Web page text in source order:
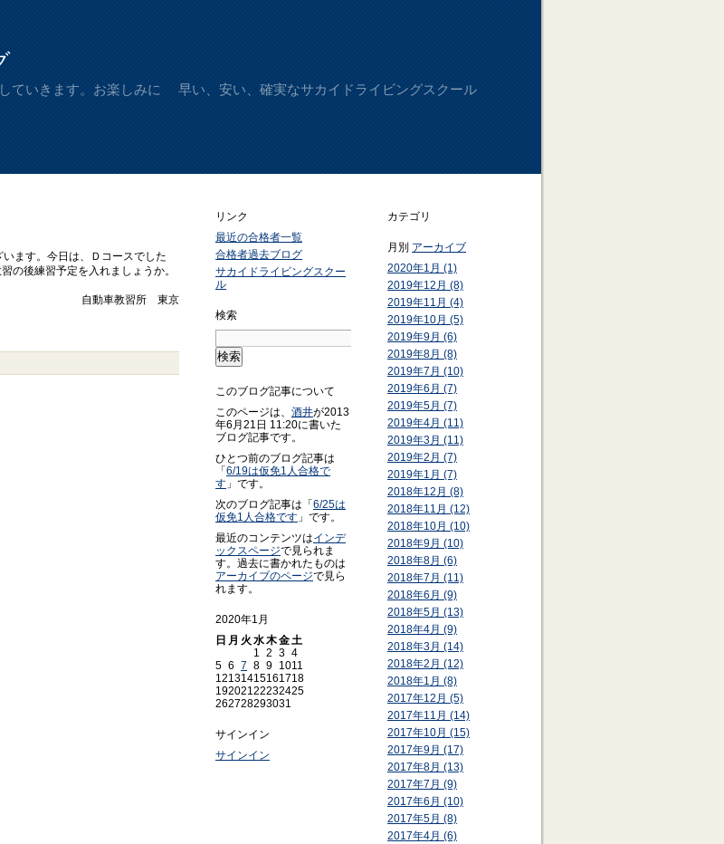
ていきます。お楽しみに 早い、安い、確実なサカイドライビングスクール
ます。今日は、Ｄコースでした
の後練習予定を入れましょうか。
自動車教習所 東京
カテゴリ
月別 アーカイブ
2020年1月 (1)
2019年12月 (8)
2019年11月 (4)
2019年10月 (5)
2019年9月 (6)
2019年8月 (8)
2019年7月 (10)
2019年6月 (7)
2019年5月 (7)
2019年4月 (11)
2019年3月 (11)
2019年2月 (7)
2019年1月 (7)
2018年12月 (8)
2018年11月 (12)
2018年10月 (10)
2018年9月 (10)
2018年8月 (6)
2018年7月 (11)
2018年6月 (9)
2018年5月 (13)
2018年4月 (9)
2018年3月 (14)
2018年2月 (12)
2018年1月 (8)
2017年12月 (5)
2017年11月 (14)
2017年10月 (15)
2017年9月 (17)
2017年8月 (13)
2017年7月 (9)
2017年6月 (10)
2017年5月 (8)
2017年4月 (6)
リンク
最近の合格者一覧
合格者過去ブログ
サカイドライビングスクー
ル
検索
このブログ記事について
このページは、 酒井が2013
年6月21日 11:20に書いた
ブログ記事です。
ひとつ前のブログ記事は
「 6/19は仮免1人合格で
す 」です。
次のブログ記事は「 6/25は
仮免1人合格です 」です。
最近のコンテンツはインデ
ックスページで見られま
す。過去に書かれたものは
アーカイブのページで見ら
れます。
2020年1月
日 月 火 水木金土
1 2 3 4
5 6 7 8 9 1011
12131415161718
19202122232425
262728293031
サインイン
サインイン